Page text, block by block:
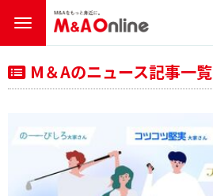
M＆Aのニュース記事一覧